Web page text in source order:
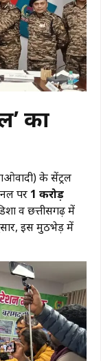
का
के सेंट्रल
पर 1 करोड़
व छत्तीसगढ़ में
इस मुठभेड़ में